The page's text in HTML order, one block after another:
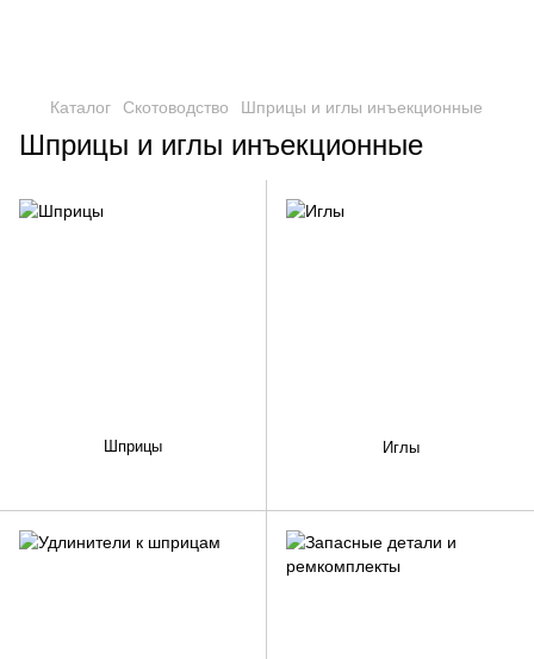
Каталог Скотоводство Шприцы и иглы инъекционные
Шприцы и иглы инъекционные
Шприцы Иглы